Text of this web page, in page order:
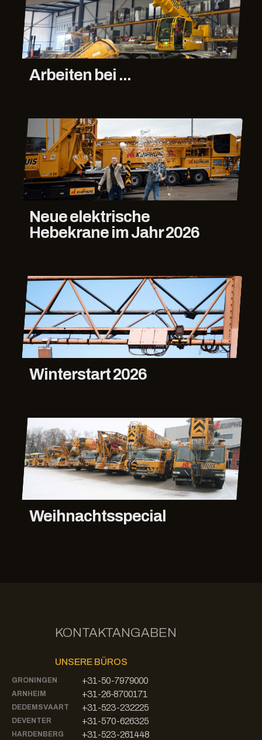
Arbeiten bei ...
Neue elektrische
Hebekrane im Jahr 2026
Winterstart 2026
Weihnachtsspecial
KONTAKTANGABEN
UNSERE BÜROS
GRONINGEN +31-50-7979000
ARNHEIM +31-26-8700171
DEDEMSVAART +31-523-232225
DEVENTER +31-570-626325
HARDENBERG +31-523-261448